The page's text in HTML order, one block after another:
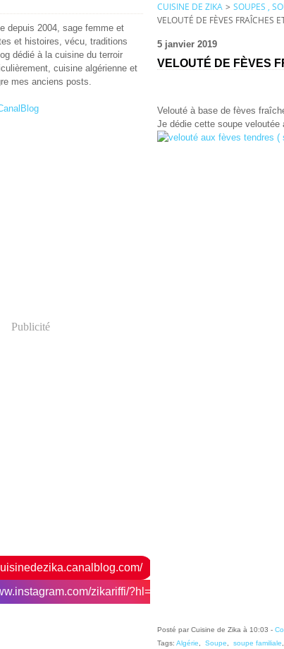
depuis 2004, sage femme et
et histoires, vécu, traditions
dédié à la cuisine du terroir
cuisine algérienne et
mes anciens posts.
Publicité
zikariffi/?hl=fr
CUISINE DE ZIKA > SOUPES ,
VELOUTÉ DE FÈVES FRAÎCHES
5 janvier 2019
VELOUTÉ DE FÈVES
Velouté à base de fèves
Je dédie cette soupe
Posté par Cuisine de Zika à 10:03 -
Tags: Algérie Soupe soupe familiale